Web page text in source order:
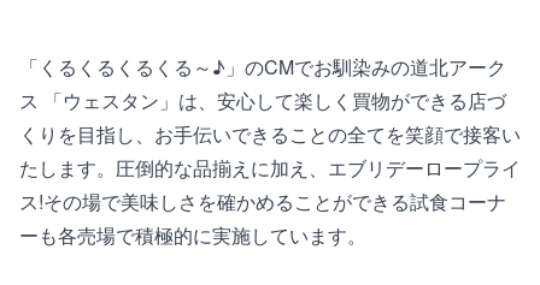
「くるくるくるくる～♪」のCMでお馴染みの道北アーク
ス 「ウェスタン」は、安心して楽しく買物ができる店づ
くりを目指し、お手伝いできることの全てを笑顔で接客い
たします。圧倒的な品揃えに加え、エブリデーロープライ
ス!その場で美味しさを確かめることができる試食コーナ
ーも各売場で積極的に実施しています。